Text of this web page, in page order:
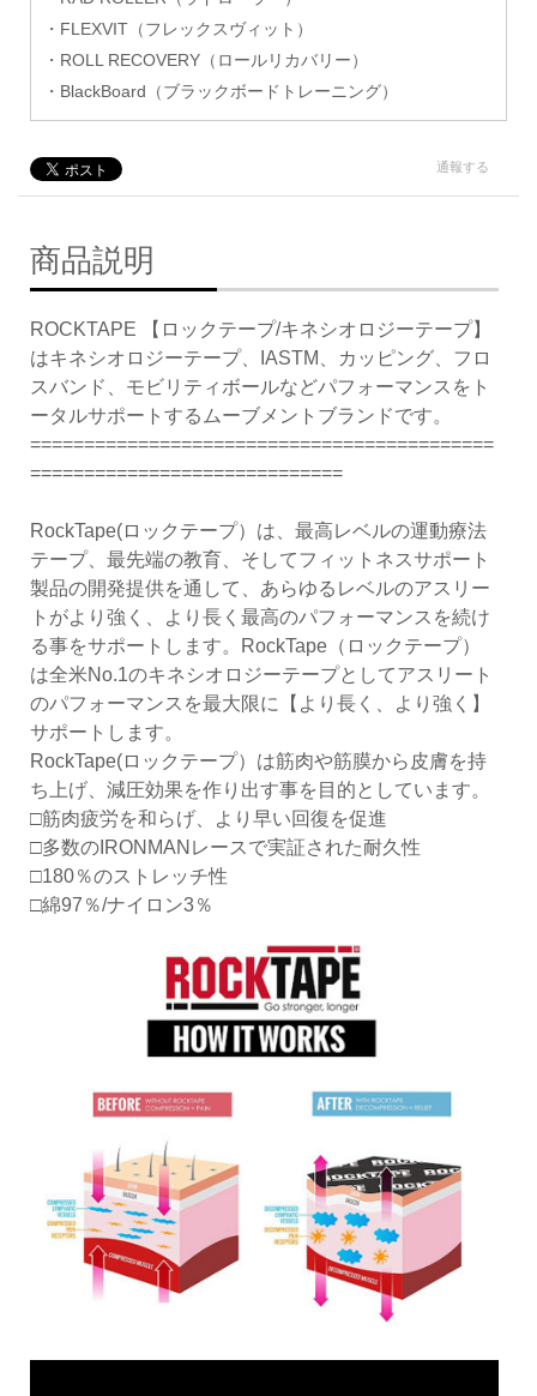
・FLEXVIT（フレックスヴィット）
・ROLL RECOVERY（ロールリカバリー）
・BlackBoard（ブラックボードトレーニング）
通報する
商品説明
ROCKTAPE 【ロックテープ/キネシオロジーテープ】
はキネシオロジーテープ、IASTM、カッピング、フロ
スバンド、モビリティボールなどパフォーマンスをト
ータルサポートするムーブメントブランドです。
===========================================
=============================
RockTape(ロックテープ）は、最高レベルの運動療法
テープ、最先端の教育、そしてフィットネスサポート
製品の開発提供を通して、あらゆるレベルのアスリー
トがより強く、より長く最高のパフォーマンスを続け
る事をサポートします。RockTape（ロックテープ）
は全米No.1のキネシオロジーテープとしてアスリート
のパフォーマンスを最大限に【より長く、より強く】
サポートします。
RockTape(ロックテープ）は筋肉や筋膜から皮膚を持
ち上げ、減圧効果を作り出す事を目的としています。
□筋肉疲労を和らげ、より早い回復を促進
□多数のIRONMANレースで実証された耐久性
□180％のストレッチ性
□綿97％/ナイロン3％